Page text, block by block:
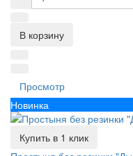
В корзину
Просмотр
Новинка
Купить в 1 клик